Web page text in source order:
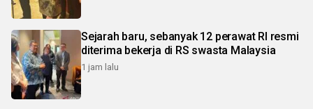
Sejarah baru, sebanyak 12 perawat RI resmi
diterima bekerja di RS swasta Malaysia
1 jam lalu